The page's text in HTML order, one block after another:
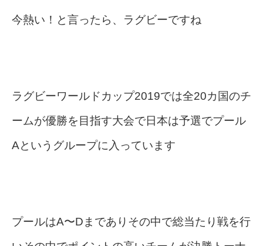
今熱い！と言ったら、ラグビーですね
ラグビーワールドカップ2019では全20カ国のチ
ームが優勝を目指す大会で日本は予選でプール
Aというグループに入っています
プールはA〜Dまでありその中で総当たり戦を行